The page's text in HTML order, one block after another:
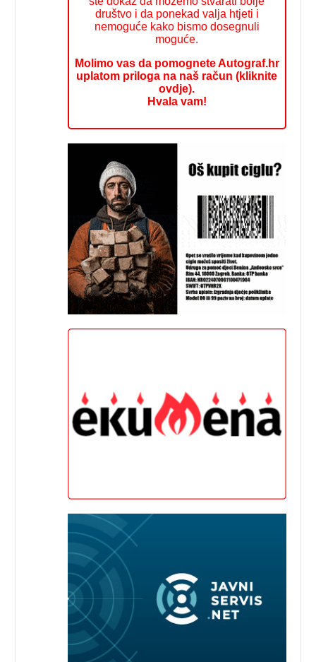
društvo i da ponekad valja htjeti i
nemoguće kako bismo dosegnuli
moguće.
Molimo vas da pomognete Autograf.hr
uplatom priloga na naš račun (kliknite
ovdje).
Hvala vam!